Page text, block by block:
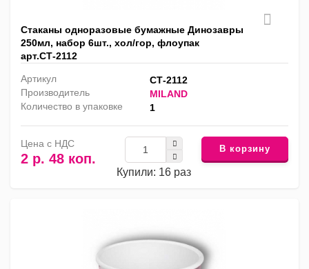
Стаканы одноразовые бумажные Динозавры
250мл, набор 6шт., хол/гор, флоупак
арт.СТ-2112
Артикул
СТ-2112
Производитель
MILAND
Количество в упаковке
1
Цена с НДС
2 р. 48 коп.
Купили: 16 раз
В корзину